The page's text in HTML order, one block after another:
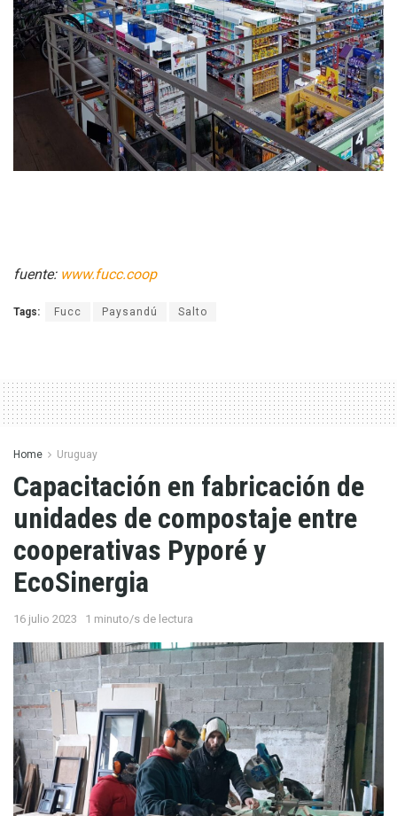
fuente: www.fucc.coop
Tags: Fucc Paysandú Salto
Home Uruguay
Capacitación en fabricación de
unidades de compostaje entre
cooperativas Pyporé y
EcoSinergia
16 julio 2023 1 minuto/s de lectura